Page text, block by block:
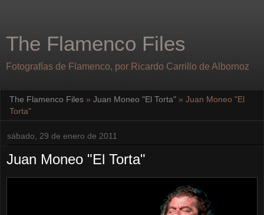
The Flamenco Files
Fotografías de Flamenco, por Ricardo Carrillo de Albornoz
The Flamenco Files » Juan Moneo "El Torta" » Juan Moneo "El
Torta"
sábado, 29 de enero de 2011
Juan Moneo "El Torta"